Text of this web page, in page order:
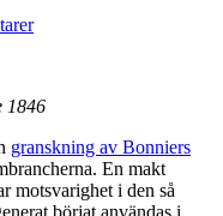
1846
granskning av Bonniers
En makt
motsvarighet i den så
börjat användas i